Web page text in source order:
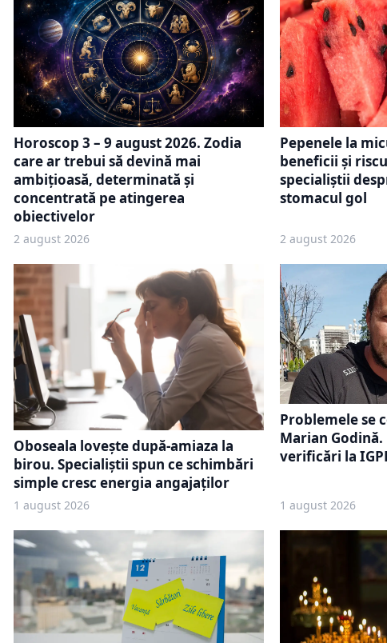
Horoscop 3 – 9 august 2026. Zodia
care ar trebui să devină mai
ambițioasă, determinată și
concentrată pe atingerea
obiectivelor
2 august 2026
Pepenele la
beneficii și
specialiștii
stomacul gol
2 august 2026
Oboseala lovește după-amiaza la
birou. Specialiștii spun ce schimbări
simple cresc energia angajaților
1 august 2026
Problemele se
Marian Godină.
verificări la
1 august 2026